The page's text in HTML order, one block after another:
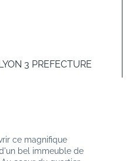
3 PREFECTURE
ce magnifique
bel immeuble de